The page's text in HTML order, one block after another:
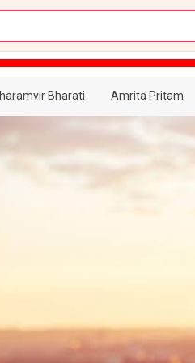
Bharati Amrita Pritam